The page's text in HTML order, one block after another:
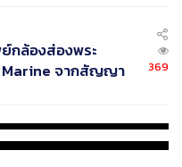
บที่ 2 รักษาพระองค์
หารบกของบูรพาพยัคฆ์
ะขึ้นดำรงตำแหน่งผู้
กล้องส่องพระ
Marine จากสัญญา
ะบุแบรนด์
369